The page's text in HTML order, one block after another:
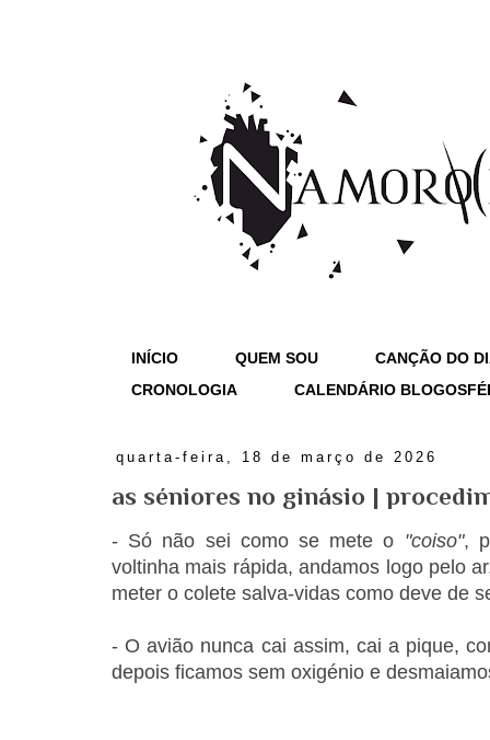
INÍCIO QUEM SOU
CANÇÃO DO
CRONOLOGIA
CALENDÁRIO
quarta-feira, 18 de março de 2026
as séniores no ginásio |
- Só não sei como se mete o "coiso",
voltinha mais rápida, andamos logo pelo
meter o colete salva-vidas como deve de
- O avião nunca cai assim, cai a pique,
depois ficamos sem oxigénio e